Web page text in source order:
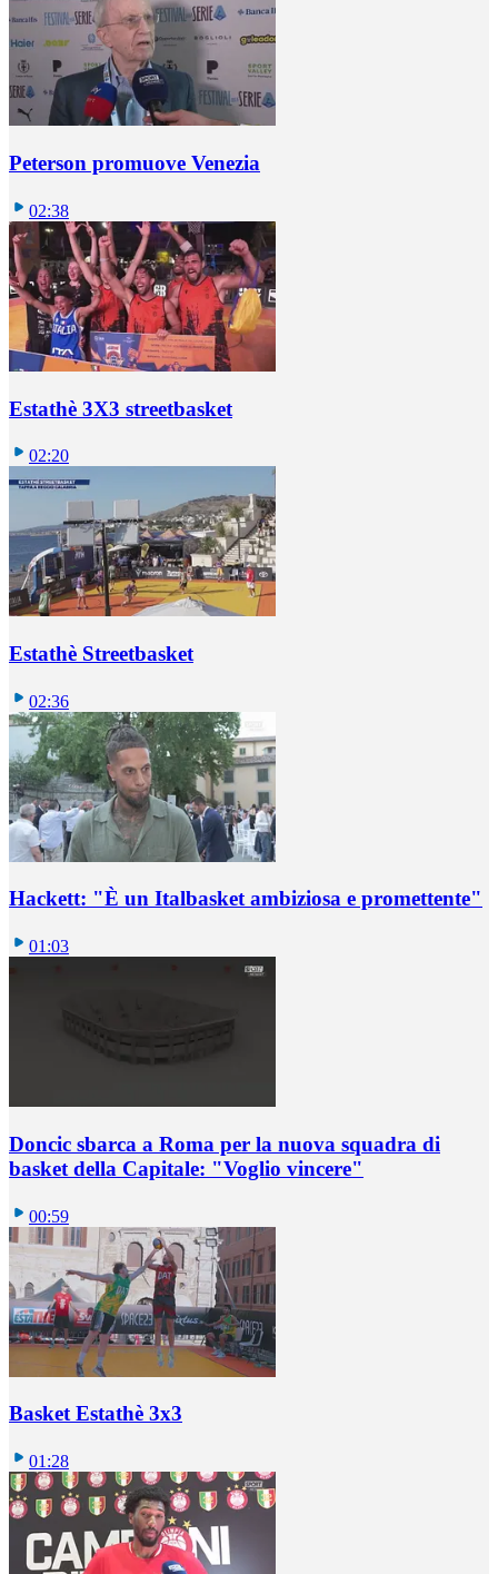
Peterson promuove Venezia
02:38
Estathè 3X3 streetbasket
02:20
Estathè Streetbasket
02:36
Hackett: "È un Italbasket ambiziosa e promettente"
01:03
Doncic sbarca a Roma per la nuova squadra di
basket della Capitale: "Voglio vincere"
00:59
Basket Estathè 3x3
01:28